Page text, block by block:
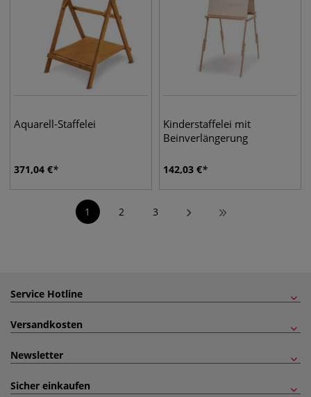
Aquarell-Staffelei
371,04 €
Kinderstaffelei mit
Beinverlängerung
142,03 €
1 2 3
Service Hotline
Versandkosten
Newsletter
Sicher einkaufen